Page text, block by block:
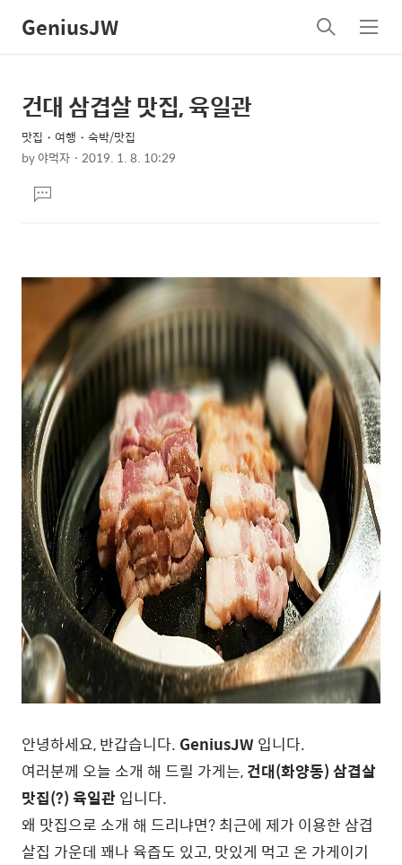
GeniusJW
검
색
메
뉴
상
세
컨
텐
츠
본
문
제
목
건대 삼겹살 맛집, 육일관
맛집・여행・숙박/맛집
by야먹자 2019. 1. 8. 10:29
문댓
글
안녕하세요, 반갑습니다. GeniusJW입니다.
여러분께 오늘 소개 해 드릴 가게는,건대(화양동) 삼겹살
맛집(?) 육일관 입니다.
왜 맛집으로 소개 해 드리냐면? 최근에 제가 이용한 삼겹
살집 가운데 꽤나 육즙도 있고, 맛있게 먹고 온 가게이기